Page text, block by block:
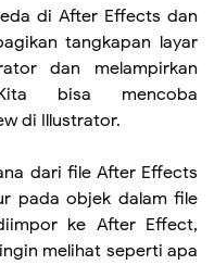
di After Effects dan
tangkapan layar
dan melampirkan
bisa mencoba
di Illustrator.
dari file After Effects
pada objek dalam file
ke After Effect,
melihat seperti apa